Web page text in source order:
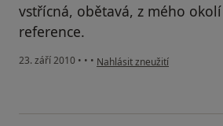
vstřícná, obětavá, z mého
reference.
23. září 2010 • • • podle názoru uživatele Pacient
Nahlásit zneužití